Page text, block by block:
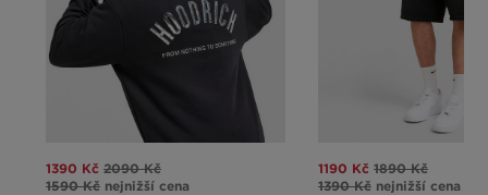
1390 Kč 2090 Kč
1590 Kč nejnižší cena
1190 Kč 1890 Kč
1390 Kč nejnižší cena